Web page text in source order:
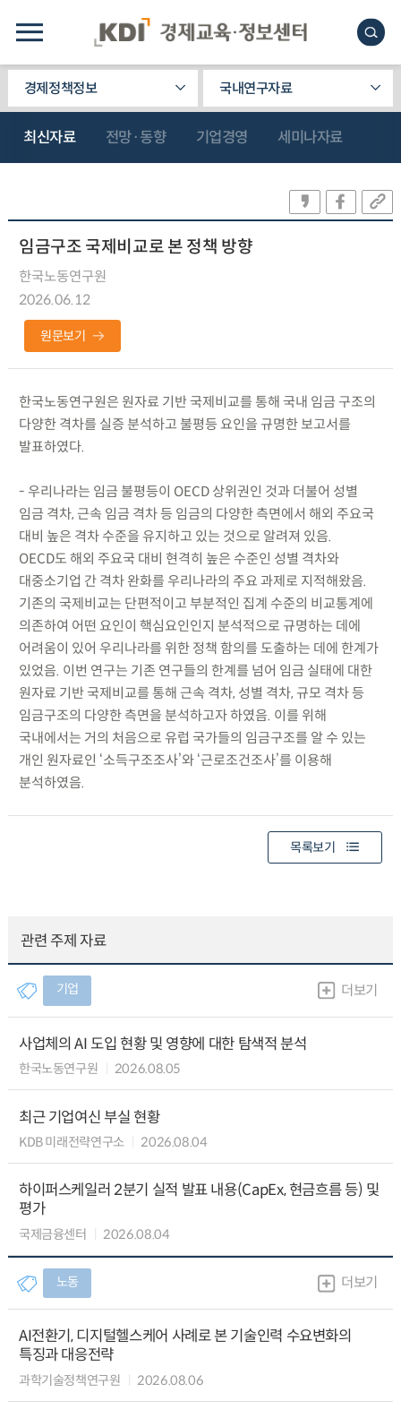
경제정책정보 국내연구자료
최신자료 전망·동향 기업경영 세미나자료
임금구조 국제비교로 본 정책 방향
한국노동연구원
2026.06.12
원문보기
한국노동연구원은 원자료 기반 국제비교를 통해 국내 임금 구조의
다양한 격차를 실증 분석하고 불평등 요인을 규명한 보고서를
발표하였다.
- 우리나라는 임금 불평등이 OECD 상위권인 것과 더불어 성별
임금 격차, 근속 임금 격차 등 임금의 다양한 측면에서 해외 주요국
대비 높은 격차 수준을 유지하고 있는 것으로 알려져 있음.
OECD도 해외 주요국 대비 현격히 높은 수준인 성별 격차와
대중소기업 간 격차 완화를 우리나라의 주요 과제로 지적해왔음.
기존의 국제비교는 단편적이고 부분적인 집계 수준의 비교통계에
의존하여 어떤 요인이 핵심요인인지 분석적으로 규명하는 데에
어려움이 있어 우리나라를 위한 정책 함의를 도출하는 데에 한계가
있었음. 이번 연구는 기존 연구들의 한계를 넘어 임금 실태에 대한
원자료 기반 국제비교를 통해 근속 격차, 성별 격차, 규모 격차 등
임금구조의 다양한 측면을 분석하고자 하였음. 이를 위해
국내에서는 거의 처음으로 유럽 국가들의 임금구조를 알 수 있는
개인 원자료인 ‘소득구조조사’와 ‘근로조건조사’를 이용해
분석하였음.
목록보기
관련 주제 자료
기업 더보기
사업체의 AI 도입 현황 및 영향에 대한 탐색적 분석
한국노동연구원 2026.08.05
최근 기업여신 부실 현황
KDB 미래전략연구소 2026.08.04
하이퍼스케일러 2분기 실적 발표 내용(CapEx, 현금흐름 등) 및
평가
국제금융센터 2026.08.04
노동 더보기
AI전환기, 디지털헬스케어 사례로 본 기술인력 수요변화의
특징과 대응전략
과학기술정책연구원 2026.08.06